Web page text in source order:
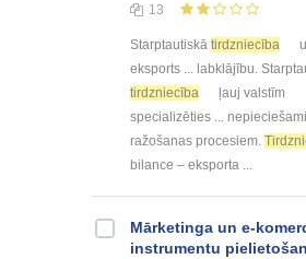
13
Starptautiskā tirdzniecība
eksports ... labklājību.
tirdzniecība
ļauj valstīm
specializēties ... nepieciešami
ražošanas procesiem.
bilance – eksporta ...
Mārketinga un e-
instrumentu